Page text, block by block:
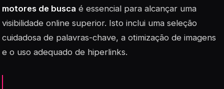
motores de busca é essencial para alcançar uma
visibilidade online superior. Isto inclui uma seleção
cuidadosa de palavras-chave, a otimização de imagens
e o uso adequado de hiperlinks.